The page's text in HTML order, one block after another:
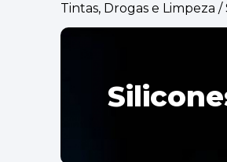
Tintas, Drogas e Limpeza /